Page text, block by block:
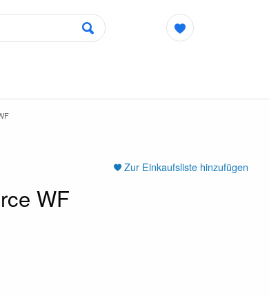
Zur Einkaufsliste hinzufügen
WF